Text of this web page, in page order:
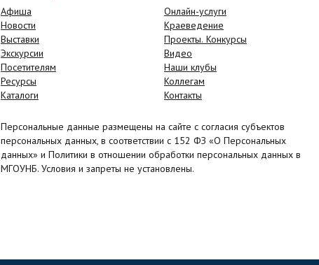
Афиша
Новости
Выставки
Экскурсии
Посетителям
Ресурсы
Каталоги
Онлайн-услуги
Краеведение
Проекты. Конкурсы
Видео
Наши клубы
Коллегам
Контакты
Персональные данные размещены на сайте с согласия субъектов
персональных данных, в соответствии с 152 ФЗ «О Персональных
данных» и Политики в отношении обработки персональных данных в
МГОУНБ. Условия и запреты не установлены.